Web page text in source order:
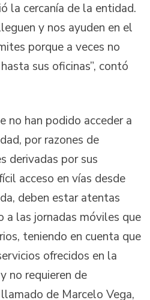
la cercanía de la entidad.
y nos ayuden en el
porque a veces no
sus oficinas”, contó
no han podido acceder a
por razones de
derivadas por sus
acceso en vías desde
deben estar atentas
a las jornadas móviles que
teniendo en cuenta que
ofrecidos en la
no requieren de
de Marcelo Vega,